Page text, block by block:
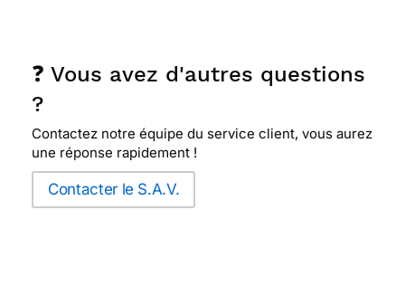
❓ Vous avez d'autres questions
?
Contactez notre équipe du service client, vous aurez
une réponse rapidement !
Contacter le S.A.V.